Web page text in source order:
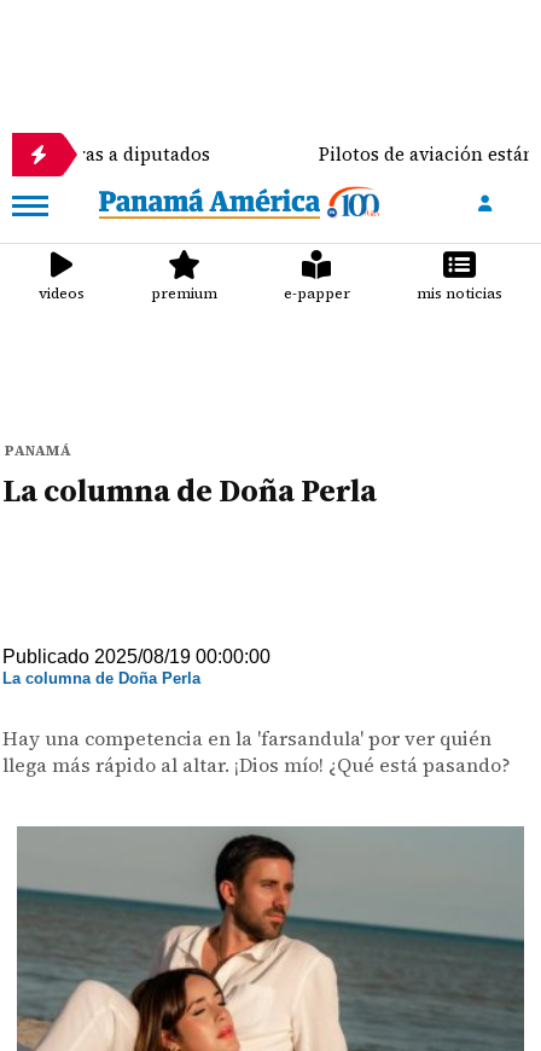
obras a diputados Pilotos de aviación están
videos premium e-papper mis noticias
PANAMÁ
La columna de Doña Perla
Publicado 2025/08/19 00:00:00
La columna de Doña Perla
Hay una competencia en la 'farsandula' por ver quién
llega más rápido al altar. ¡Dios mío! ¿Qué está pasando?